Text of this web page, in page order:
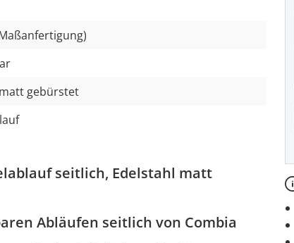
gebürstet
seitlich, Edelstahl matt
Abläufen seitlich von Combia